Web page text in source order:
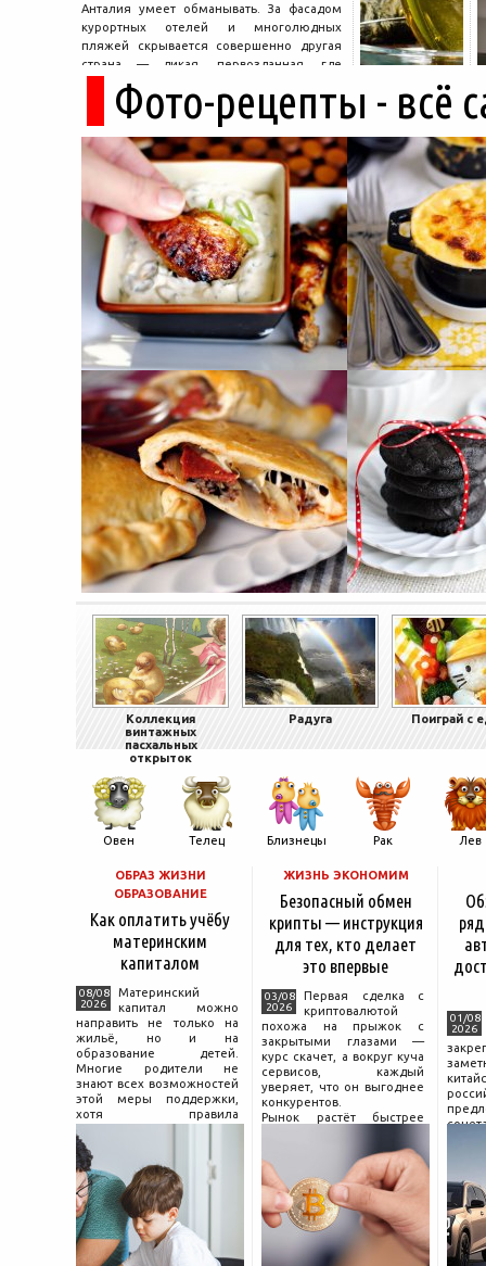
Анталия умеет обманывать. За фасадом
курортных отелей и многолюдных
пляжей скрывается совершенно другая
страна — дикая, первозданная, где
древние руины дремлют в тени кедров, а
горные дороги ведут к местам, о которых
не расскажет ни один автобусный гид....
Фото-рецепты - всё
Коллекция
винтажных
пасхальных
открыток
Радуга Поиграй с
Овен Телец Близнецы Рак Лев
ОБРАЗ ЖИЗНИ
ОБРАЗОВАНИЕ
Как оплатить учёбу
материнским
капиталом
08/08
2026
Материнский
капитал можно
направить не только на
жильё, но и на
образование детей.
Многие родители не
знают всех возможностей
этой меры поддержки,
хотя правила
учёбу довольно понятны,
если разобраться в них
заранее и подготовить
ЖИЗНЬ ЭКОНОМИМ
Безопасный обмен
крипты — инструкция
для тех, кто делает
это впервые
03/08
2026
Первая сделка с
криптовалютой
похожа на прыжок с
закрытыми глазами —
курс скачет, а вокруг куча
сервисов, каждый
уверяет, что он выгоднее
конкурентов.
Рынок растёт быстрее
поведения на нём.
Петербургские
криптообменники,
московские
01/08
2026